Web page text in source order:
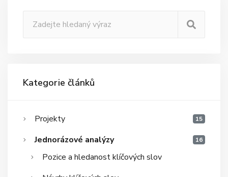
Kategorie článků
Projekty 15
Jednorázové analýzy 16
Pozice a hledanost klíčových slov